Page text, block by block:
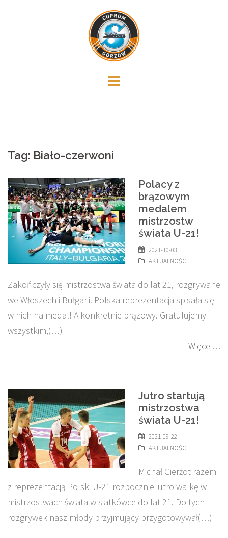
Tag: Biało-czerwoni
Polacy z
brązowym
medalem
mistrzostw
świata U-21!
2021-10-03
AKTUALNOŚCI
Zakończyły się mistrzostwa świata do lat 21, rozgrywane
we Włoszech i Bułgarii. Polska reprezentacja spisała się
w nich na medal! A konkretnie brązowy. Gratulujemy
wszystkim,(…)
Więcej…
Jutro startują
mistrzostwa
świata U-21!
2021-09-22
AKTUALNOŚCI
Michał Gierżot razem
z reprezentacją Polski U-21 rozpocznie jutro walkę w
mistrzostwach świata w siatkówce do lat 21. Do tych
rozgrywek nasz młody przyjmujący przygotowywał(…)